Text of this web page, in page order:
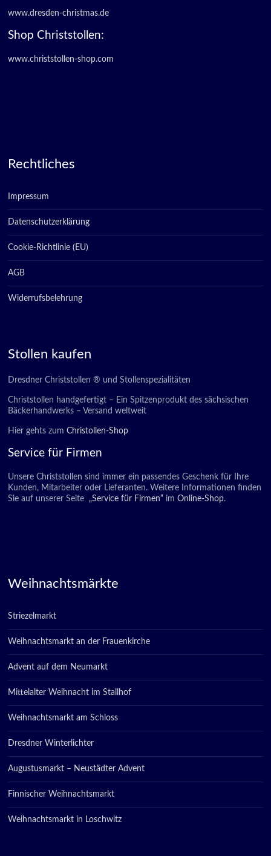
www.dresden-christmas.de
Shop Christstollen:
www.christstollen-shop.com
Rechtliches
Impressum
Datenschutzerklärung
Cookie-Richtlinie (EU)
AGB
Widerrufsbelehrung
Stollen kaufen
Dresdner Christstollen ® und Stollenspezialitäten
Christstollen handgefertigt – Ein Spitzenprodukt des sächsischen
Bäckerhandwerks – Versand weltweit
Hier gehts zumChristollen-Shop
Service für Firmen
Unsere Christstollen sind immer ein passendes Geschenk für Ihre
Kunden, Mitarbeiter oder Lieferanten. Weitere Informationen finden
Sie auf unserer Seite
„Service für Firmen“ im Online-Shop.
Weihnachtsmärkte
Striezelmarkt
Weihnachtsmarkt an der Frauenkirche
Advent auf dem Neumarkt
Mittelalter Weihnacht im Stallhof
Weihnachtsmarkt am Schloss
Dresdner Winterlichter
Augustusmarkt – Neustädter Advent
Finnischer Weihnachtsmarkt
Weihnachtsmarkt in Loschwitz